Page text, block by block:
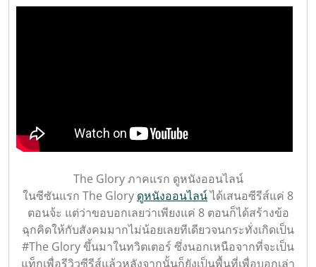
The Glory ภาคแรก ดูหนังออนไลน์
ในซีซันแรก The Glory ดูหนังออนไลน์ได้เสนอซีรีส์แค่ 8
ตอนจ้ะ แต่ว่าขอบอกเลยว่าเพียงแค่ 8 ตอนก็ได้สร้างข้อ
ฉุกคิดให้กับสังคมมากไม่น้อยเลยทีเดียวจนกระทั่งเกิดเป็น
#The Glory ขึ้นมาในทวิตเตอร์ ซึ่งนอกเหนือจากที่จะเป็น
แท็กเพื่อรีวิวซีรีส์แล้วหลังจากนั้นก็ยังเป็นพื้นที่เพื่อบอกเล่า